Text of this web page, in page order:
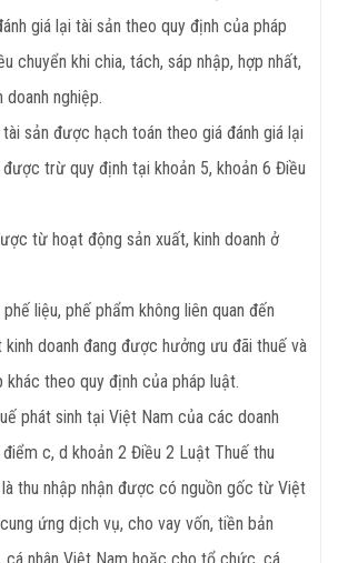
giá lại tài sản theo quy định của pháp
chuyển khi chia, tách, sáp nhập, hợp nhất,
doanh nghiệp.
tài sản được hạch toán theo giá đánh giá lại
trừ quy định tại khoản 5, khoản 6 Điều
từ hoạt động sản xuất, kinh doanh ở
liệu, phế phẩm không liên quan đến
doanh đang được hưởng ưu đãi thuế và
khác theo quy định của pháp luật.
phát sinh tại Việt Nam của các doanh
c, d khoản 2 Điều 2 Luật Thuế thu
thu nhập nhận được có nguồn gốc từ Việt
ứng dịch vụ, cho vay vốn, tiền bản